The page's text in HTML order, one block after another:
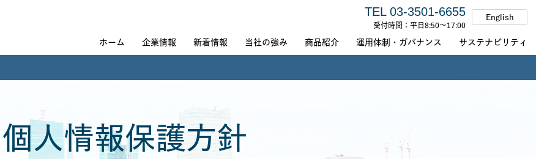
TEL 03-3501-6655
受付時間：平日8:50～17:00
English
ホーム 企業情報 新着情報 当社の強み 商品紹介 運用体制・ガバナンス サステナビリティ
個人情報保護方針